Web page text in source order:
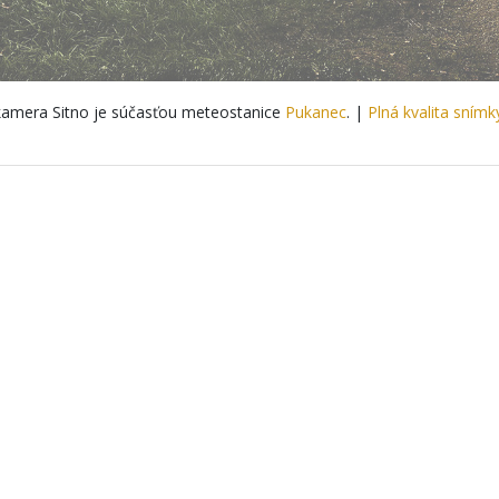
Sitno je súčasťou meteostanice Pukanec. | Plná kvalita